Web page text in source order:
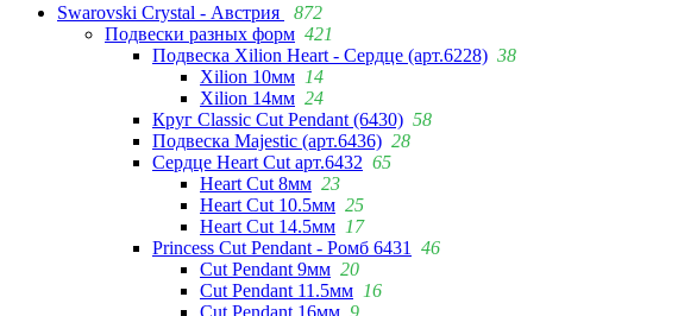
Swarovski Crystal - Австрия
872
Подвески разных форм 421
Подвеска Xilion Heart - Сердце (арт.6228) 38
Xilion 10мм 14
Xilion 14мм 24
Круг Classic Cut Pendant (6430) 58
Подвеска Majestic (арт.6436) 28
Сердце Heart Cut арт.6432 65
Heart Cut 8мм 23
Heart Cut 10.5мм 25
Heart Cut 14.5мм 17
Princess Cut Pendant - Ромб 6431
46
Cut Pendant 9мм 20
Cut Pendant 11.5мм 16
Cut Pendant 16мм 9